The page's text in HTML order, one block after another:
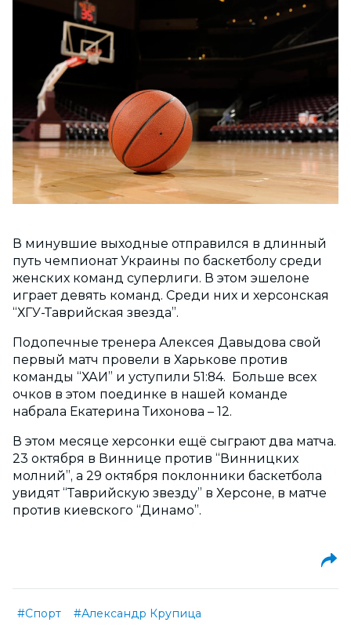
В минувшие выходные отправился в длинный
путь чемпионат Украины по баскетболу среди
женских команд суперлиги. В этом эшелоне
играет девять команд. Среди них и херсонская
“ХГУ-Таврийская звезда”.
Подопечные тренера Алексея Давыдова свой
первый матч провели в Харькове против
команды “ХАИ” и уступили 51:84. Больше всех
очков в этом поединке в нашей команде
набрала Екатерина Тихонова – 12.
В этом месяце херсонки ещё сыграют два матча.
23 октября в Виннице против “Винницких
молний”, а 29 октября поклонники баскетбола
увидят “Таврийскую звезду” в Херсоне, в матче
против киевского “Динамо”.
#Спорт
#Александр Крупица